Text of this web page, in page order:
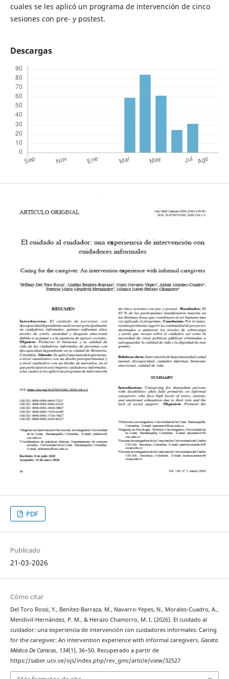
cuales se les aplicó un programa de intervención de cinco
sesiones con pre- y postest.
Descargas
PDF
Publicado
21-03-2026
Cómo citar
Del Toro Rossi, Y., Benítez-Barraza, M., Navarro-Yepes, N., Morales-Cuadro, A.,
Mendivil-Hernández, P. M., & Herazo Chamorro, M. I. (2026). El cuidado al
cuidador: una experiencia de intervención con cuidadores informales: Caring
for the caregiver: An intervention experience with informal caregivers. Gaceta
Médica De Caracas, 134(1), 36–50. Recuperado a partir de
https://saber.ucv.ve/ojs/index.php/rev_gmc/article/view/32527